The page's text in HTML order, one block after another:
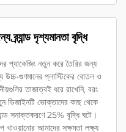
দৃশ্যমানতা বৃদ্ধি
প্যাকেজিং নতুন করে তৈরির জন্য
গুণমানের প্লাস্টিকের বোতল ও
তাজাত্বই ধরে রাখেনি, বরং
ডিজাইনটি ভোক্তাদের কাছ থেকে
সনাক্তকরণে 25% বৃদ্ধি ঘটে।
খাওয়ানোর আমাদের সক্ষমতা লক্ষ্য